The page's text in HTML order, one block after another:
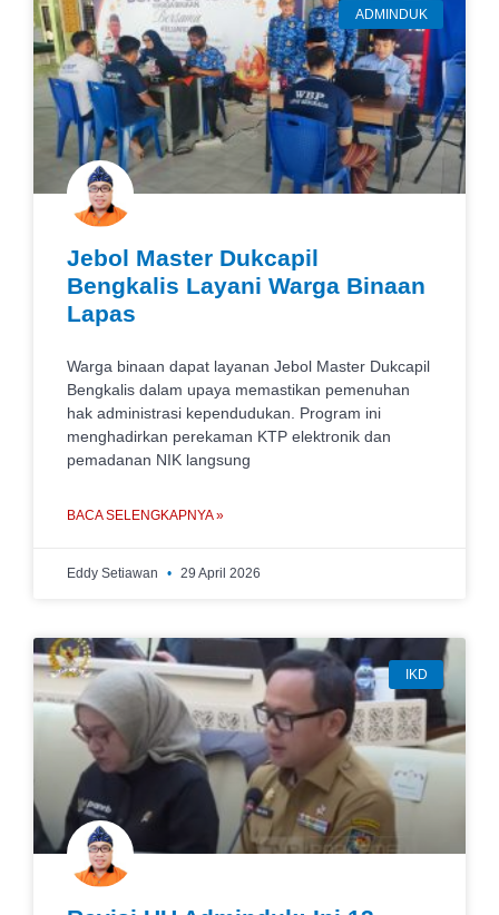
ADMINDUK
Jebol Master Dukcapil
Bengkalis Layani Warga Binaan
Lapas
Warga binaan dapat layanan Jebol Master Dukcapil
Bengkalis dalam upaya memastikan pemenuhan
hak administrasi kependudukan. Program ini
menghadirkan perekaman KTP elektronik dan
pemadanan NIK langsung
BACA SELENGKAPNYA »
Eddy Setiawan 29 April 2026
IKD